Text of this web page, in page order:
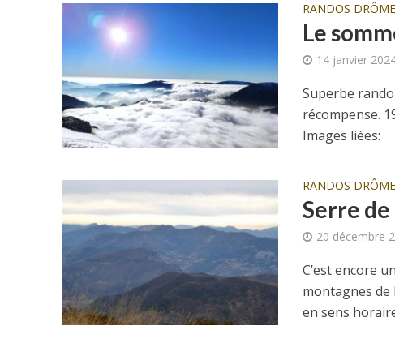
RANDOS DRÔME
Le
14 janvier
Superbe
récompense.
Images liées:
RANDOS DRÔME
Serre
20 décembre
C’est encore
montagnes de
en sens